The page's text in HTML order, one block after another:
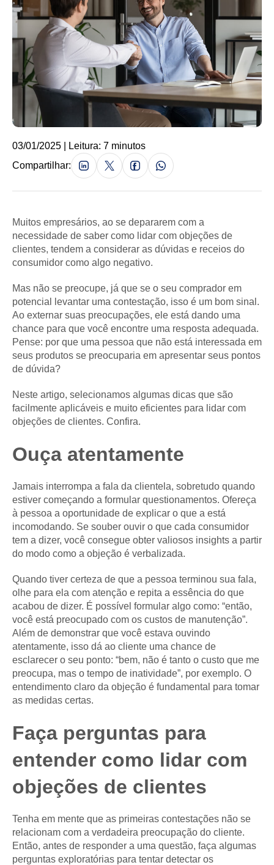
03/01/2025 | Leitura: 7 minutos
Compartilhar:
Muitos empresários, ao se depararem com a
necessidade de saber como lidar com objeções de
clientes, tendem a considerar as dúvidas e receios do
consumidor como algo negativo.
Mas não se preocupe, já que se o seu comprador em
potencial levantar uma contestação, isso é um bom sinal.
Ao externar suas preocupações, ele está dando uma
chance para que você encontre uma resposta adequada.
Pense: por que uma pessoa que não está interessada em
seus produtos se preocuparia em apresentar seus pontos
de dúvida?
Neste artigo, selecionamos algumas dicas que são
facilmente aplicáveis e muito eficientes para lidar com
objeções de clientes. Confira.
Ouça atentamente
Jamais interrompa a fala da clientela, sobretudo quando
estiver começando a formular questionamentos. Ofereça
à pessoa a oportunidade de explicar o que a está
incomodando. Se souber ouvir o que cada consumidor
tem a dizer, você consegue obter valiosos insights a partir
do modo como a objeção é verbalizada.
Quando tiver certeza de que a pessoa terminou sua fala,
olhe para ela com atenção e repita a essência do que
acabou de dizer. É possível formular algo como: “então,
você está preocupado com os custos de manutenção”.
Além de demonstrar que você estava ouvindo
atentamente, isso dá ao cliente uma chance de
esclarecer o seu ponto: “bem, não é tanto o custo que me
preocupa, mas o tempo de inatividade”, por exemplo. O
entendimento claro da objeção é fundamental para tomar
as medidas certas.
Faça perguntas para
entender como lidar com
objeções de clientes
Tenha em mente que as primeiras contestações não se
relacionam com a verdadeira preocupação do cliente.
Então, antes de responder a uma questão, faça algumas
perguntas exploratórias para tentar detectar os